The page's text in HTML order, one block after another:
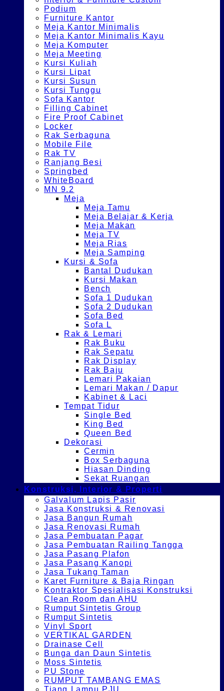
Podium
Furniture Kantor
Meja Kantor Minimalis
Meja Kantor Minimalis Kayu
Meja Komputer
Meja Meeting
Kursi Kuliah
Kursi Lipat
Kursi Susun
Kursi Tunggu
Sofa Kantor
Filling Cabinet
Fire Proof Cabinet
Locker
Rak Serbaguna
Mobile File
Rak TV
Ranjang Besi
Springbed
WhiteBoard
MN 9.2
Meja
Meja Tamu
Meja Belajar & Kerja
Meja Makan
Meja TV
Meja Rias
Meja Samping
Kursi & Sofa
Bantal Dudukan
Kursi Makan
Bench
Sofa 1 Dudukan
Sofa 2 Dudukan
Sofa Bed
Sofa L
Rak & Lemari
Rak Buku
Rak Sepatu
Rak Display
Rak Baju
Lemari Pakaian
Lemari Makan / Dapur
Kabinet & Laci
Tempat Tidur
Single Bed
King Bed
Queen Bed
Dekorasi
Cermin
Box Serbaguna
Hiasan Dinding
Sekat Ruangan
Konstruksi, Interior & Properti
Galvalum Lapis Pasir
Jasa Konstruksi & Renovasi
Jasa Bangun Rumah
Jasa Renovasi Rumah
Jasa Pembuatan Pagar
Jasa Pembuatan Railing Tangga
Jasa Pasang Plafon
Jasa Pasang Kanopi
Jasa Tukang Taman
Karet Furniture & Baja Ringan
Kontraktor Spesialisasi Konstruksi
Clean Room dan AHU
Rumput Sintetis Group
Rumput Sintetis
Vinyl Sport
VERTIKAL GARDEN
Drainase Cell
Bunga dan Daun Sintetis
Moss Sintetis
PU Stone
RUMPUT TAMBANG EMAS
Tiang Lampu PJU